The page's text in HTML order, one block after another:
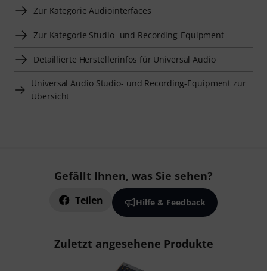
Zur Kategorie Audiointerfaces
Zur Kategorie Studio- und Recording-Equipment
Detaillierte Herstellerinfos für Universal Audio
Universal Audio Studio- und Recording-Equipment zur
Übersicht
Gefällt Ihnen, was Sie sehen?
Teilen Hilfe & Feedback
Zuletzt angesehene Produkte